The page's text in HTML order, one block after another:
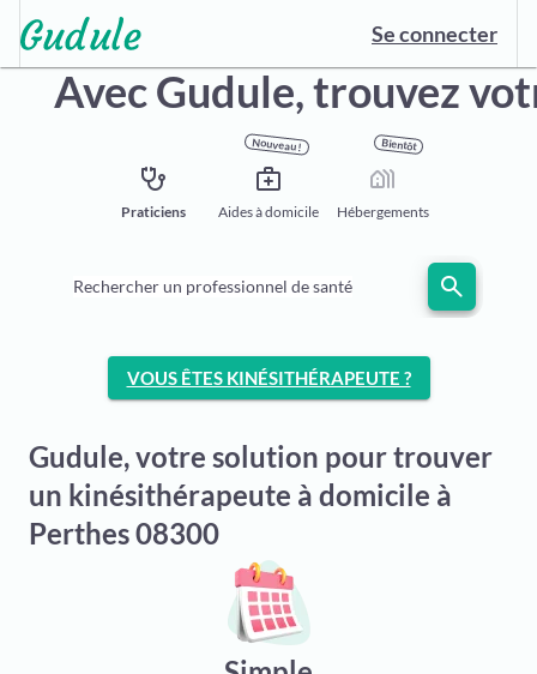
Se connecter
Avec Gudule,trouvez
stethoscope
Praticiens
Nouveau !
medical_services
Aides à domicile
Bientôt
holiday_village
Hébergements
Rechercher un professionnel de santé search
VOUS ÊTES KINÉSITHÉRAPEUTE ?
Gudule, votre solution pour trouver
un kinésithérapeute à domicile à
Perthes 08300